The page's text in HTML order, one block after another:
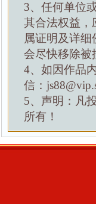
3、任何单位
其合法权益，
属证明及详
会尽快移除被
4、如因作品
信：
5、声明：凡
所有！